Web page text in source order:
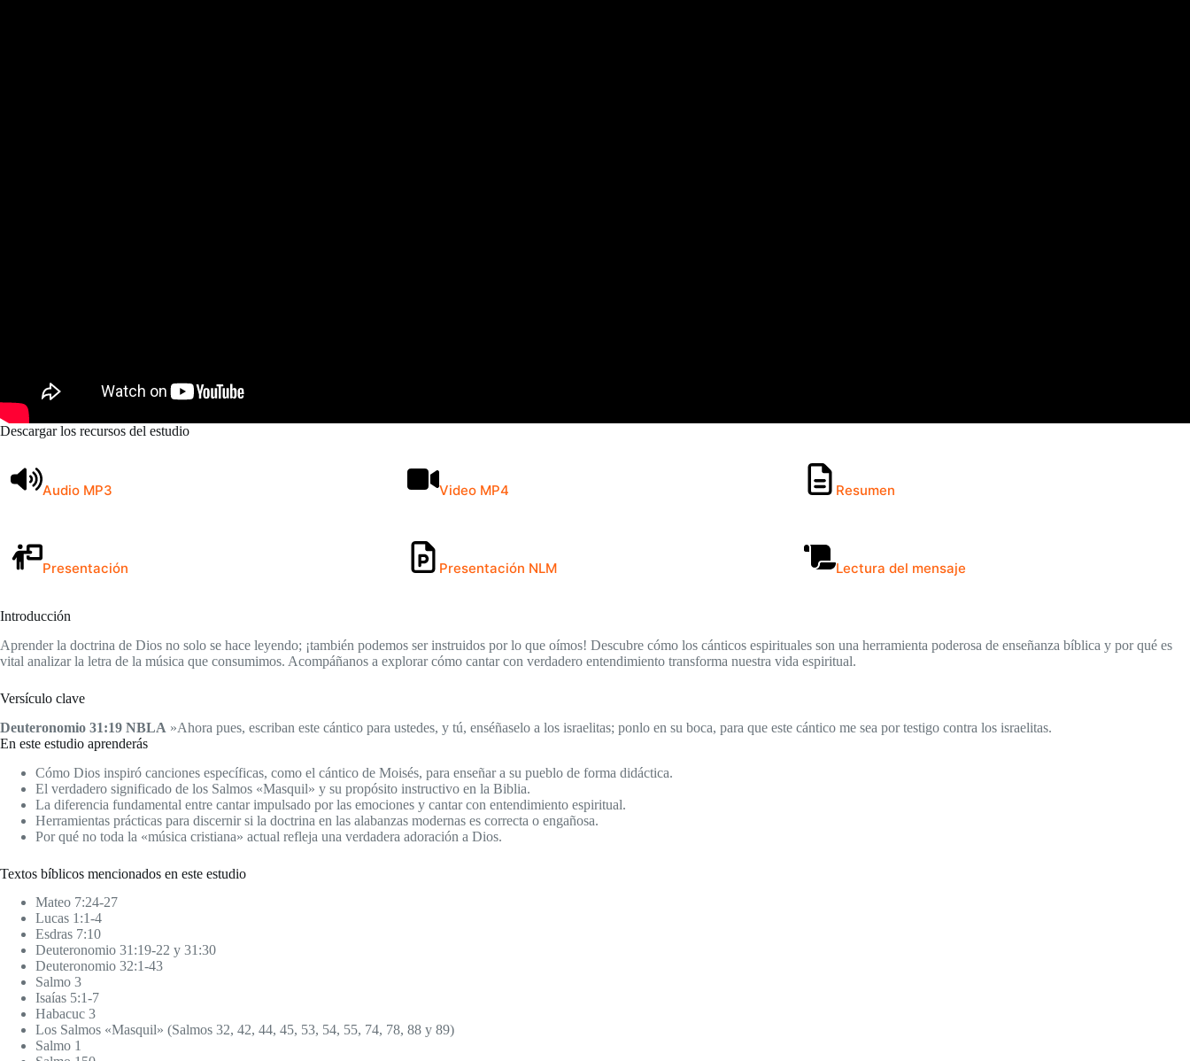
Descargar los recursos del estudio
Audio MP3 Video MP4 Resumen
Presentación Presentación NLM Lectura del mensaje
Introducción
Aprender la doctrina de Dios no solo se hace leyendo; ¡también podemos ser instruidos por lo que oímos! Descubre cómo los cánticos espirituales son una herramienta poderosa de enseñanza bíblica y por qué es
vital analizar la letra de la música que consumimos. Acompáñanos a explorar cómo cantar con verdadero entendimiento transforma nuestra vida espiritual.
Versículo clave
Deuteronomio 31:19 NBLA »Ahora pues, escriban este cántico para ustedes, y tú, enséñaselo a los israelitas; ponlo en su boca, para que este cántico me sea por testigo contra los israelitas.
En este estudio aprenderás
Cómo Dios inspiró canciones específicas, como el cántico de Moisés, para enseñar a su pueblo de forma didáctica.
El verdadero significado de los Salmos «Masquil» y su propósito instructivo en la Biblia.
La diferencia fundamental entre cantar impulsado por las emociones y cantar con entendimiento espiritual.
Herramientas prácticas para discernir si la doctrina en las alabanzas modernas es correcta o engañosa.
Por qué no toda la «música cristiana» actual refleja una verdadera adoración a Dios.
Textos bíblicos mencionados en este estudio
Mateo 7:24-27
Lucas 1:1-4
Esdras 7:10
Deuteronomio 31:19-22 y 31:30
Deuteronomio 32:1-43
Salmo 3
Isaías 5:1-7
Habacuc 3
Los Salmos «Masquil» (Salmos 32, 42, 44, 45, 53, 54, 55, 74, 78, 88 y 89)
Salmo 1